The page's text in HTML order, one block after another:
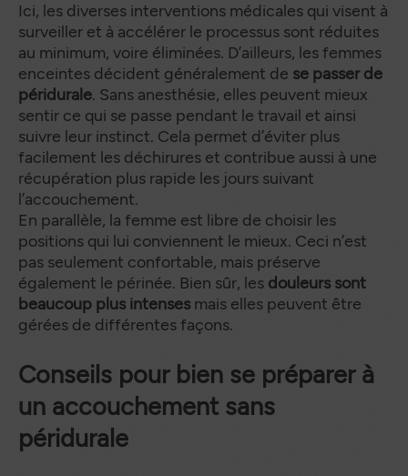
Ici, les diverses interventions médicales qui visent à
surveiller et à accélérer le processus sont réduites
au minimum, voire éliminées. D’ailleurs, les femmes
enceintes décident généralement de se passer de
péridurale. Sans anesthésie, elles peuvent mieux
sentir ce qui se passe pendant le travail et ainsi
suivre leur instinct. Cela permet d’éviter plus
facilement les déchirures et contribue aussi à une
récupération plus rapide les jours suivant
l’accouchement.
En parallèle, la femme est libre de choisir les
positions qui lui conviennent le mieux. Ceci n’est
pas seulement confortable, mais préserve
également le périnée. Bien sûr, les douleurs sont
beaucoup plus intenses mais elles peuvent être
gérées de différentes façons.
Conseils pour bien se préparer à
un accouchement sans
péridurale